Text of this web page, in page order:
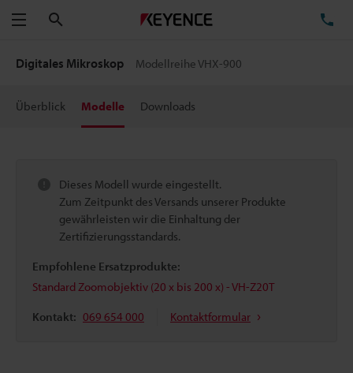
Menü
Digitales Mikroskop Modellreihe VHX-900
Überblick Modelle Downloads
Dieses Modell wurde eingestellt.
Zum Zeitpunkt des Versands unserer Produkte
gewährleisten wir die Einhaltung der
Zertifizierungsstandards.
Empfohlene Ersatzprodukte:
Standard Zoomobjektiv (20 x bis 200 x) - VH-Z20T
Kontakt: 069 654 000 Kontaktformular